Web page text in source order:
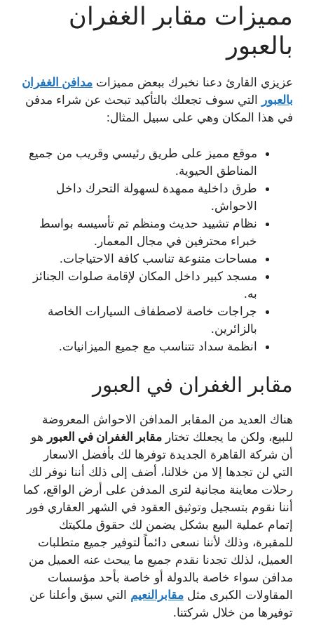
مميزات مقابر الغفران
بالعبور
عزيزي القارئ دعنا نخبرك ببعض مميزات مدافن الغفران
بالعبور
التي سوف تجعلك بالتأكيد تبحث عن شراء مدفن
في هذا المكان وهي على سبيل المثال:
موقع مميز على طريق رئيسي وقريب من جميع
المناطق الحيوية.
طرق داخلية ممهدة لسهولة التحرك داخل
الاحواش.
نظام تشييد حديث ومنظم تم تأسيسه بواسط
خبراء محترفين في مجال المعمار.
مساحات متنوعة تناسب كافة الاحتياجات.
مسجد كبير داخل المكان لإقامة صلوات الجنائز
به.
جراجات خاصة لاصطفاف السيارات الخاصة
بالزائرين.
انظمة سداد تتناسب مع جميع الميزانيات.
مقابر الغفران في العبور
هناك العديد من المقابر المدافن الاحواش المعروضة
للبيع، ولكن ما يجعلك تختار مقابر الغفران في العبور هو
أن شركة القاهرة الجديدة توفرها لك بأفضل الاسعار
التي لن تجدها إلا من خلالنا، أضف إلى ذلك أننا نوفر لك
رحلات معاينة مجانية لترى المدفن على أرض الواقع، كما
أننا نقوم بتسجيل وتوثيق العقود في الشهر العقاري فور
إتمام عملية البيع بشكل يضمن لك حقوق ملكيتك
للمقبرة، وذلك لأننا نسعى دائماً لتوفير جميع متطلبات
العميل، لذلك تجدنا نقدم جميع ما يبحث عنه العميل من
مدافن سواء خاصة بالدولة أو خاصة بأحد مؤسسات
المقاولات الكبرى مثل مقابرالنعيم التي سبق وأعلنا عن
توفيرها من خلال شركتنا.